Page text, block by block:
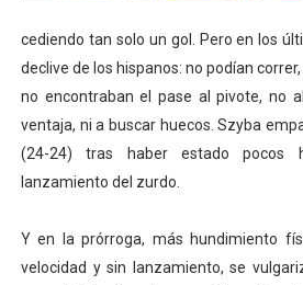
cediendo tan solo un gol. Pero en los
declive de los hispanos: no podían
no encontraban el pase al pivote, no
ventaja, ni a buscar huecos. Szyba
(24-24) tras haber estado pocos
lanzamiento del zurdo.
Y en la prórroga, más hundimiento
velocidad y sin lanzamiento, se